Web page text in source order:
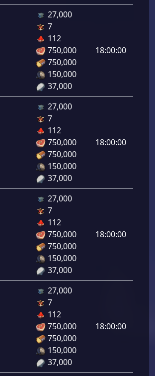
27,000
7
112
750,000
750,000
150,000
37,000
18:00:00
27,000
7
112
750,000
750,000
150,000
37,000
18:00:00
27,000
7
112
750,000
750,000
150,000
37,000
18:00:00
27,000
7
112
750,000
750,000
150,000
37,000
18:00:00